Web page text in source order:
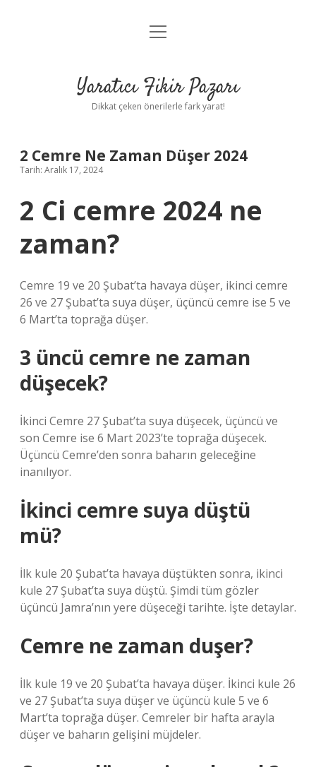
Anasayfa
Yasal Uyarı
menüyü
Yaratıcı Fikir Pazarı
Dikkat çeken önerilerle fark yarat!
2 Cemre Ne Zaman Düşer 2024
Tarih: Aralık 17, 2024
2 Ci cemre 2024 ne
zaman?
Cemre 19 ve 20 Şubat’ta havaya düşer, ikinci cemre
26 ve 27 Şubat’ta suya düşer, üçüncü cemre ise 5 ve
6 Mart’ta toprağa düşer.
3 üncü cemre ne zaman
düşecek?
İkinci Cemre 27 Şubat’ta suya düşecek, üçüncü ve
son Cemre ise 6 Mart 2023’te toprağa düşecek.
Üçüncü Cemre’den sonra baharın geleceğine
inanılıyor.
İkinci cemre suya düştü
mü?
İlk kule 20 Şubat’ta havaya düştükten sonra, ikinci
kule 27 Şubat’ta suya düştü. Şimdi tüm gözler
üçüncü Jamra’nın yere düşeceği tarihte. İşte detaylar.
Cemre ne zaman duşer?
İlk kule 19 ve 20 Şubat’ta havaya düşer. İkinci kule 26
ve 27 Şubat’ta suya düşer ve üçüncü kule 5 ve 6
Mart’ta toprağa düşer. Cemreler bir hafta arayla
düşer ve baharın gelişini müjdeler.